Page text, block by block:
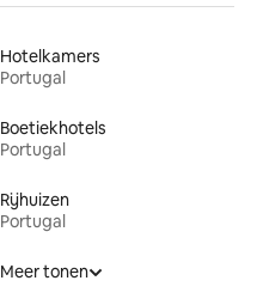
Hotelkamers
Portugal
Boetiekhotels
Portugal
Rijhuizen
Portugal
Meer tonen